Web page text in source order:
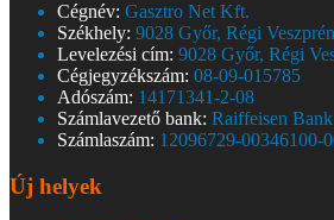
Cégnév: Gasztro Net Kft.
Székhely: 9028 Győr, Régi
Levelezési cím: 9028 Győr, Régi
Cégjegyzékszám: 08-09-015785
Adószám: 14171341-2-08
Számlavezető bank: Raiffeisen Bank
Számlaszám: 12096729-00346100-
Új helyek